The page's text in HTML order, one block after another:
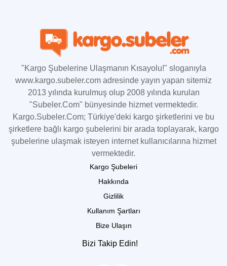
"Kargo Şubelerine Ulaşmanın Kısayolu!" sloganıyla
www.kargo.subeler.com adresinde yayın yapan sitemiz
2013 yılında kurulmuş olup 2008 yılında kurulan
"Subeler.Com" bünyesinde hizmet vermektedir.
Kargo.Subeler.Com; Türkiye'deki kargo şirketlerini ve bu
şirketlere bağlı kargo şubelerini bir arada toplayarak, kargo
şubelerine ulaşmak isteyen internet kullanıcılarına hizmet
vermektedir.
Kargo Şubeleri
Hakkında
Gizlilik
Kullanım Şartları
Bize Ulaşın
Bizi Takip Edin!